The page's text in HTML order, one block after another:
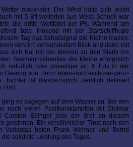
moderater. Der Wind hatte sich leicht
mit 5 Bft weiterhin aus West. Schnell war
die dritte Wettfahrt der IFs. Während am
bzw. trinkend mit der Startschiffhupe
Tag das Schallsignal die Kleine massiv.
verwirrt verwundertem Blick und dann mit
sich Kai mit der kleinen zu den Starts ins
Seemannsshanties die Kleine erfolgreich
natürlich, was gruseliger ist: 4 Tuts in der
Gesang von Herrn eben-doch-nicht-so-ganz-
Tochter ist diesbezüglich ziemlich definiert
Ha!)
es dagegen auf dem Wasser zu. Bei den
nach vielen Positionskämpfen mit Dietmar
Carsten Edinger jede der drei an diesem
gewinnen. Ein versöhnlicher Trost nach den
Variantas boten Frank Wehner und Bernd
solidiste Leistung des Tages.